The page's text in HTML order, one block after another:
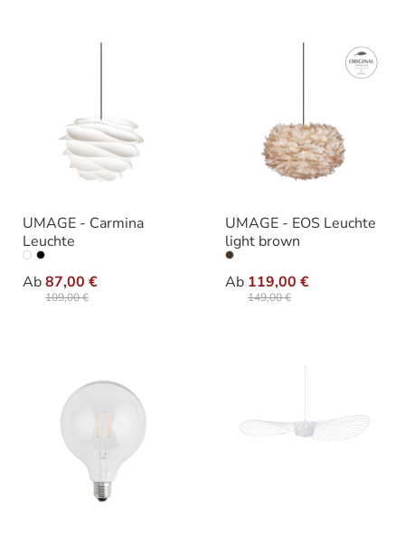
UMAGE - Carmina
Leuchte
Ab87,00 €
109,00 €
Ausführung
UMAGE - EOS Leuchte
light brown
Ab 119,00 €
149,00 €
Ausführung